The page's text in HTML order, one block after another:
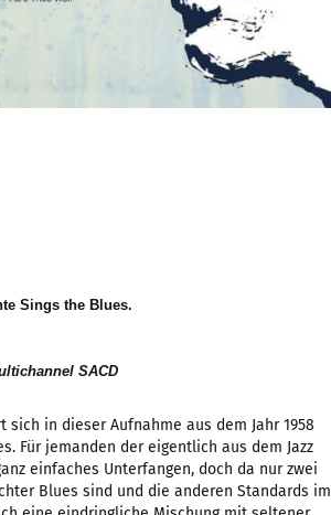
Sings the Blues.
SACD
in dieser Aufnahme aus dem Jahr 1958
Für jemanden der eigentlich aus dem Jazz
einfaches Unterfangen, doch da nur zwei
Blues sind und die anderen Standards im